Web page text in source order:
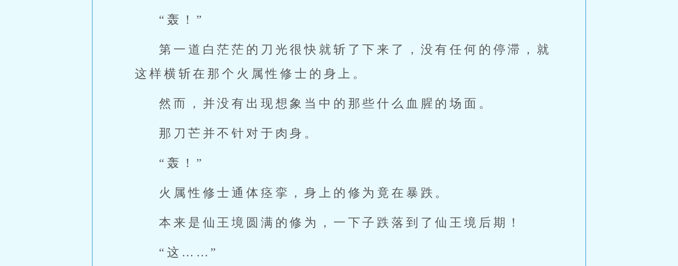
“轰！”
第一道白茫茫的刀光很快就斩了下来了，没有任何的停滞，就
这样横斩在那个火属性修士的身上。
然而，并没有出现想象当中的那些什么血腥的场面。
那刀芒并不针对于肉身。
“轰！”
火属性修士通体痉挛，身上的修为竟在暴跌。
本来是仙王境圆满的修为，一下子跌落到了仙王境后期！
“这……”